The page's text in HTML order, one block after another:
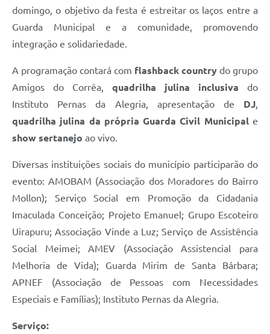
Legislação
Links
Agenda
Contato
domingo, o objetivo da festa é estreitar os laços entre a
Guarda Municipal e a comunidade, promovendo
integração e solidariedade.
A programação contará com flashback country do grupo
Amigos do Corrêa, quadrilha julina inclusiva do
Instituto Pernas da Alegria, apresentação de DJ,
quadrilha julina da própria Guarda Civil Municipale
show sertanejo ao vivo.
Diversas instituições sociais do município participarão do
evento: AMOBAM (Associação dos Moradores do Bairro
Mollon); Serviço Social em Promoção da Cidadania
Imaculada Conceição; Projeto Emanuel; Grupo Escoteiro
Uirapuru; Associação Vinde a Luz; Serviço de Assistência
Social Meimei; AMEV (Associação Assistencial para
Melhoria de Vida); Guarda Mirim de Santa Bárbara;
APNEF (Associação de Pessoas com Necessidades
Especiais e Famílias); Instituto Pernas da Alegria.
Serviço: